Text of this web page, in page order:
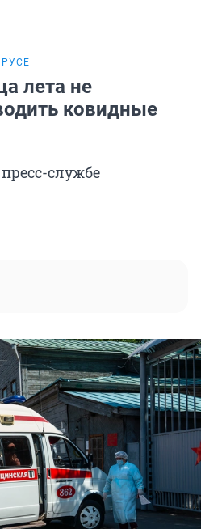
лета не
ковидные
службе